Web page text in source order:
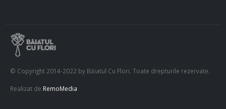
© Copyright 2014-2022 by Băiatul Cu Flori. Toate drepturile rezervate.
Realizat de RemoMedia